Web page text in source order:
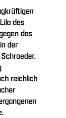
des
das
der
reichlich